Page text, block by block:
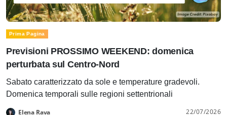
Prima Pagina
Previsioni PROSSIMO WEEKEND: domenica
perturbata sul Centro-Nord
Sabato caratterizzato da sole e temperature gradevoli.
Domenica temporali sulle regioni settentrionali
Elena Rava 22/07/2026